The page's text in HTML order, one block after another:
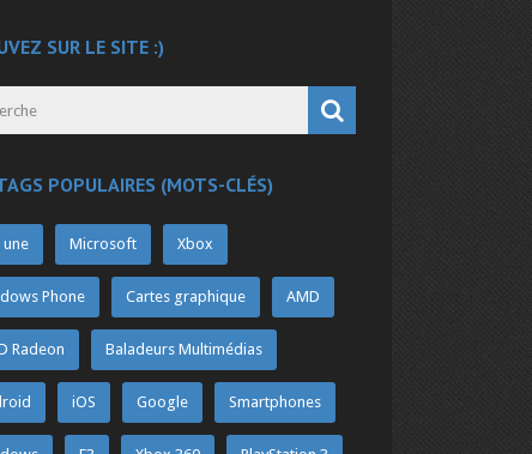
SUR LE SITE :)
POPULAIRES (MOTS-CLÉS)
une Microsoft Xbox
Phone Cartes graphique AMD
Radeon Baladeurs Multimédias
iOS Google Smartphones